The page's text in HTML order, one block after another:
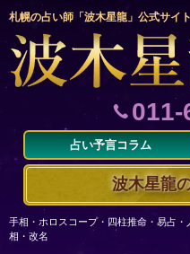
札幌の占い師「波木星龍」公式サイ
011-
占い予言コラム
波木星龍
手相・ホロスコープ・四柱推命・易占
相・改名